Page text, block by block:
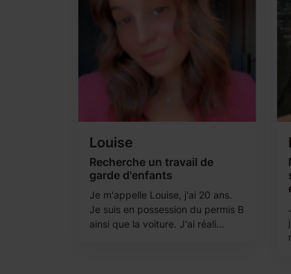
Louise
Recherche un travail de
garde d'enfants
Je m'appelle Louise, j'ai 20 ans.
Je suis en possession du permis B
ainsi que la voiture. J'ai réali...